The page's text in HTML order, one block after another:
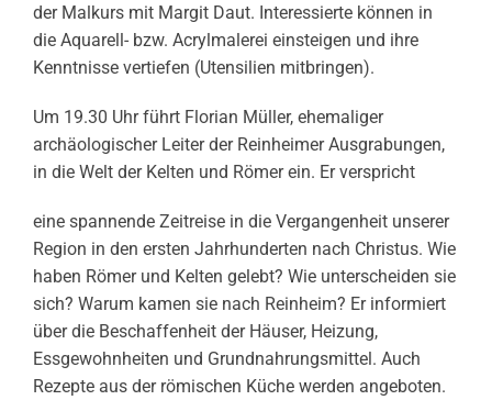
der Malkurs mit Margit Daut. Interessierte können in
die Aquarell- bzw. Acrylmalerei einsteigen und ihre
Kenntnisse vertiefen (Utensilien mitbringen).
Um 19.30 Uhr führt Florian Müller, ehemaliger
archäologischer Leiter der Reinheimer Ausgrabungen,
in die Welt der Kelten und Römer ein. Er verspricht
eine spannende Zeitreise in die Vergangenheit unserer
Region in den ersten Jahrhunderten nach Christus. Wie
haben Römer und Kelten gelebt? Wie unterscheiden sie
sich? Warum kamen sie nach Reinheim? Er informiert
über die Beschaffenheit der Häuser, Heizung,
Essgewohnheiten und Grundnahrungsmittel. Auch
Rezepte aus der römischen Küche werden angeboten.